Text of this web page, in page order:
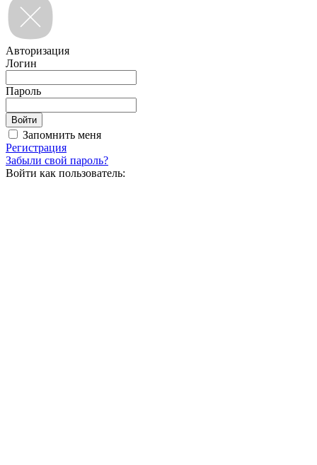
Авторизация
Логин
Пароль
Запомнить меня
Регистрация
Забыли свой пароль?
Войти как пользователь: